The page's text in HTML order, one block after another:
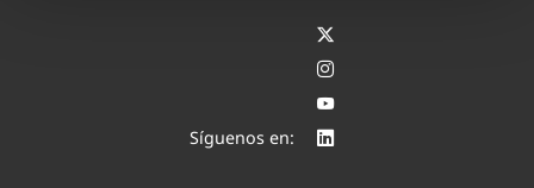
Síguenos en: